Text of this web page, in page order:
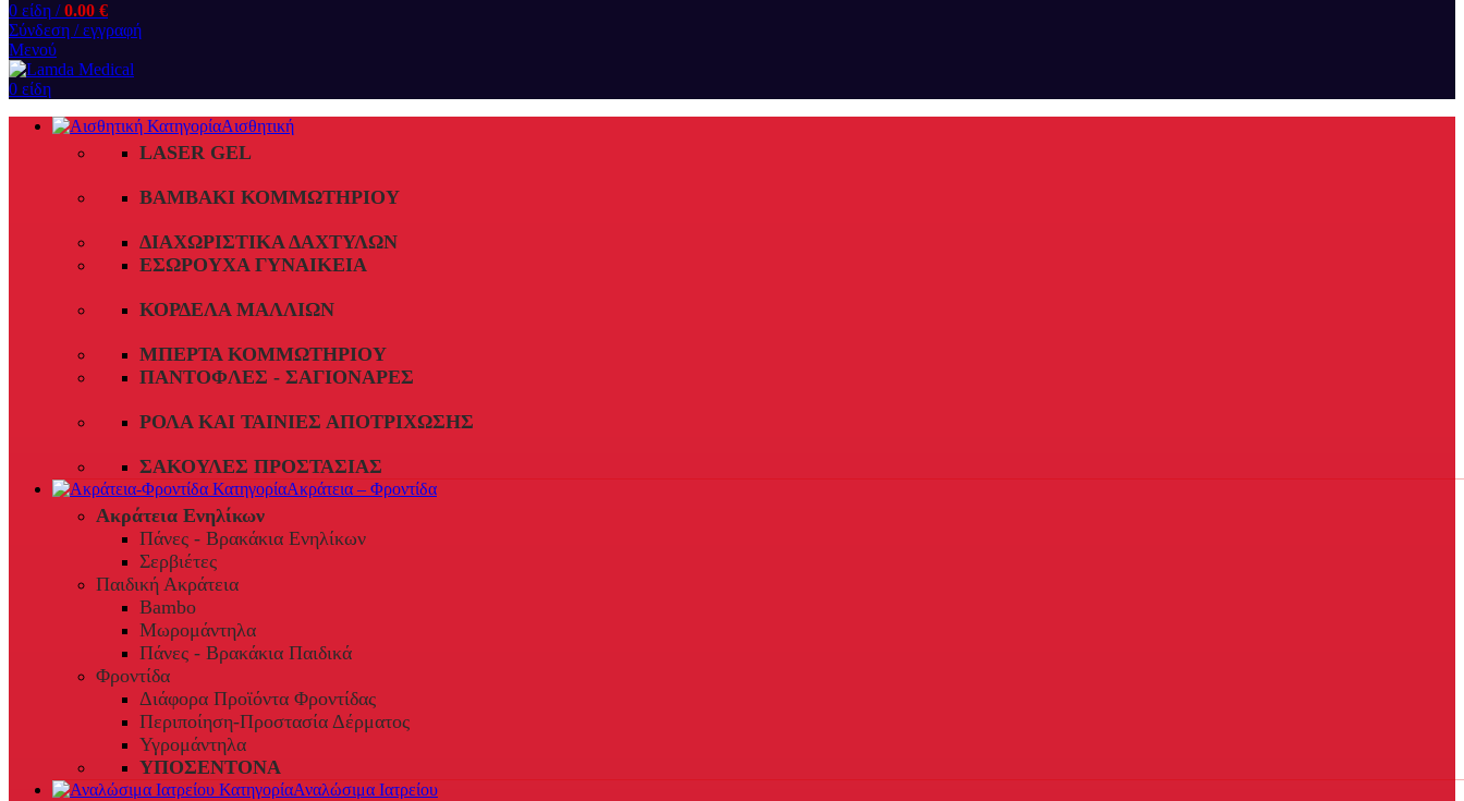
0 είδη / 0.00 €
Σύνδεση / εγγραφή
Μενού
0 είδη
Αισθητική
LASER GEL
ΒΑΜΒΆΚΙ ΚΟΜΜΩΤΗΡΊΟΥ
ΔΙΑΧΩΡΙΣΤΙΚΆ ΔΑΧΤΎΛΩΝ
ΕΣΏΡΟΥΧΑ ΓΥΝΑΙΚΕΊΑ
ΚΟΡΔΈΛΑ ΜΑΛΛΙΏΝ
ΜΠΈΡΤΑ ΚΟΜΜΩΤΗΡΊΟΥ
ΠΑΝΤΌΦΛΕΣ - ΣΑΓΙΟΝΆΡΕΣ
ΡΟΛΆ ΚΑΙ ΤΑΙΝΊΕΣ ΑΠΟΤΡΊΧΩΣΗΣ
ΣΑΚΟΎΛΕΣ ΠΡΟΣΤΑΣΊΑΣ
Ακράτεια – Φροντίδα
Ακράτεια Ενηλίκων
Πάνες - Βρακάκια Ενηλίκων
Σερβιέτες
Παιδική Ακράτεια
Bambo
Μωρομάντηλα
Πάνες - Βρακάκια Παιδικά
Φροντίδα
Διάφορα Προϊόντα Φροντίδας
Περιποίηση-Προστασία Δέρματος
Υγρομάντηλα
ΥΠΟΣΕΝΤΟΝΑ
Αναλώσιμα Ιατρείου